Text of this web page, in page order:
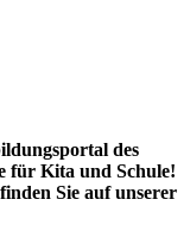
des
für Kita und Schule!
Sie auf unserer